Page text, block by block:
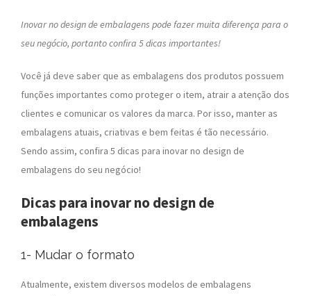
Inovar no design de embalagens pode fazer muita diferença para o
seu negócio, portanto confira 5 dicas importantes!
Você já deve saber que as embalagens dos produtos possuem
funções importantes como proteger o item, atrair a atenção dos
clientes e comunicar os valores da marca. Por isso, manter as
embalagens atuais, criativas e bem feitas é tão necessário.
Sendo assim, confira 5 dicas para inovar no design de
embalagens do seu negócio!
Dicas para inovar no design de
embalagens
1- Mudar o formato
Atualmente, existem diversos modelos de embalagens